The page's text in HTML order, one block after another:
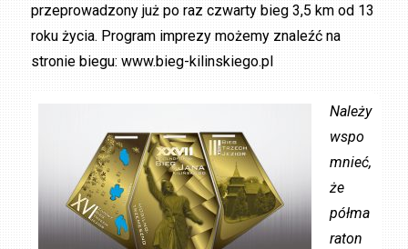
przeprowadzony już po raz czwarty bieg 3,5 km od 13
roku życia. Program imprezy możemy znaleźć na
stronie biegu: www.bieg-kilinskiego.pl
Należy
wspo
mnieć,
że
półma
raton